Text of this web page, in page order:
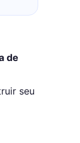
de
seu